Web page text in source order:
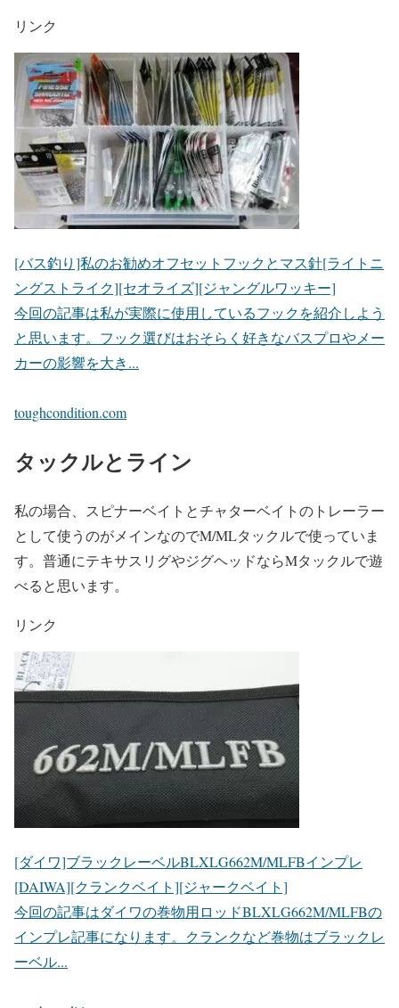
リンク
[バス釣り]私のお勧めオフセットフックとマス針[ライトニ
ングストライク][セオライズ][ジャングルワッキー]
今回の記事は私が実際に使用しているフックを紹介しよう
と思います。フック選びはおそらく好きなバスプロやメー
カーの影響を大き...
toughcondition.com
タックルとライン
私の場合、スピナーベイトとチャターベイトのトレーラー
として使うのがメインなのでM/MLタックルで使っていま
す。普通にテキサスリグやジグヘッドならMタックルで遊
べると思います。
リンク
[ダイワ]ブラックレーベルBLXLG662M/MLFBインプレ
[DAIWA][クランクベイト][ジャークベイト]
今回の記事はダイワの巻物用ロッドBLXLG662M/MLFBの
インプレ記事になります。クランクなど巻物はブラックレ
ーベル...